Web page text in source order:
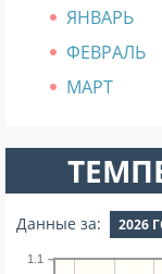
ЯНВАРЬ
ФЕВРАЛЬ
МАРТ
Данные за: 2026
1.1